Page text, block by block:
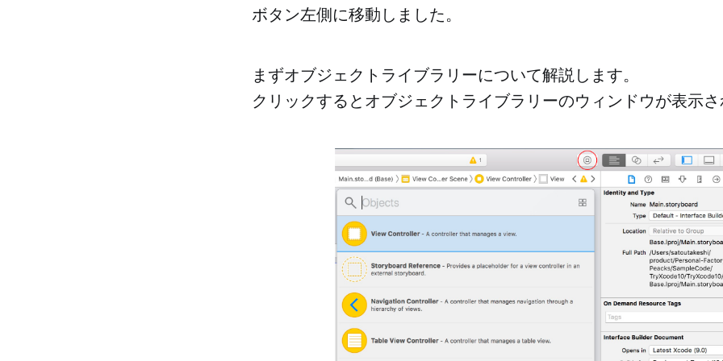
ボタン左側に移動しました。
まずオブジェクトライブラリーについて解説します。
クリックするとオブジェクトライブラリーのウィンドウが表示